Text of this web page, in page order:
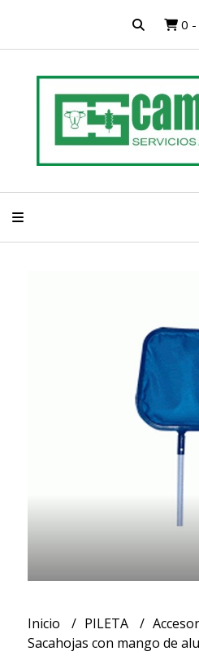
0 -
Inicio PILETA
Sacahojas con mango de